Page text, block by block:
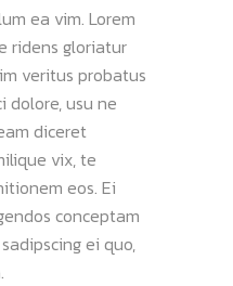
ea vim. Lorem
ridens gloriatur
veritus probatus
dolore, usu ne
diceret
vix, te
eos. Ei
conceptam
ei quo,